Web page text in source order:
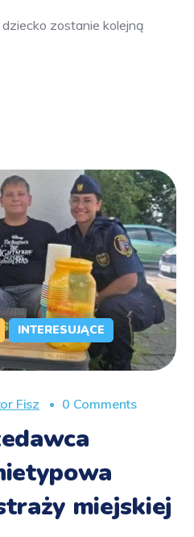
zostanie kolejną
INTERESUJĄCE
Fisz 0 Comments
miejskiej